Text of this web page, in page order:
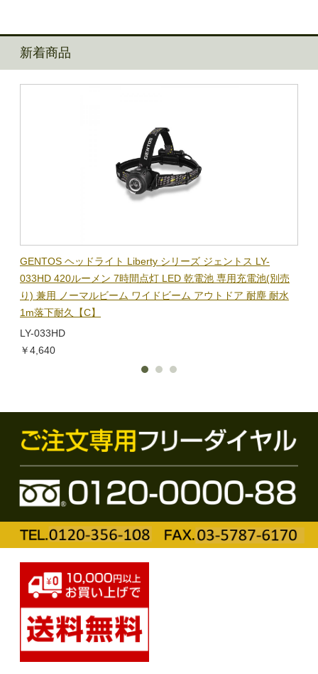
新着商品
GENTOS ヘッドライト Liberty シリーズ ジェントス LY-
033HD 420ルーメン 7時間点灯 LED 乾電池 専用充電池(別売
り) 兼用 ノーマルビーム ワイドビーム アウトドア 耐塵 耐水
1m落下耐久【C】
LY-033HD
￥4,640